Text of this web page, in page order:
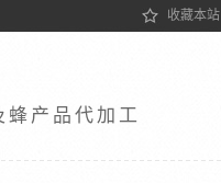
收藏本站
蜂产品代加工